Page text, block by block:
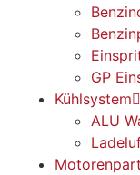
GP
Kühlsystem
ALU